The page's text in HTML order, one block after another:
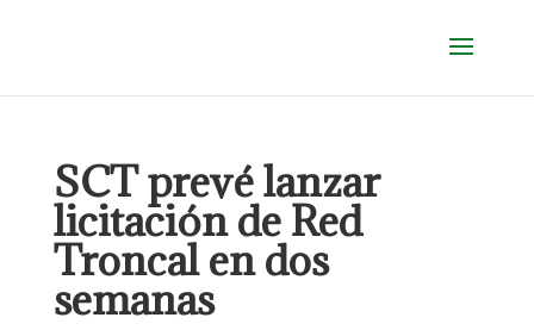
SCT prevé lanzar
licitación de Red
Troncal en dos
semanas